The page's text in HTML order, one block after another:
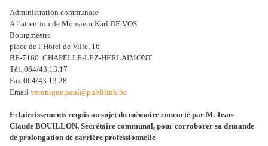
Administration communale
A l’attention de Monsieur Karl DE VOS
Bourgmestre
place de l’Hôtel de Ville, 16
BE‑7160 CHAPELLE‑LEZ‑HERLAIMONT
Tél. 064/43.13.17
Fax 064/43.13.28
Email veronique.paul@publilink.be
Eclaircissements requis au sujet du mémoire concocté par M. Jean-
Claude BOUILLON, Secrétaire communal, pour corroborer sa demande
de prolongation de carrière professionnelle